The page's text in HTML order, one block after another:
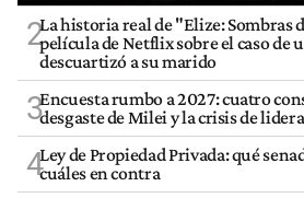
2La historia real de "Elize: Sombras
película de Netflix sobre el caso de
descuartizó a su marido
3Encuesta rumbo a 2027: cuatro
desgaste de Milei y la crisis de
4Ley de Propiedad Privada: qué
cuáles en contra